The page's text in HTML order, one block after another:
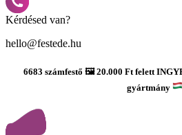
Kérdésed van?
hello@festede.hu
6683 számfestő 🖼️ 20.000 Ft felett
gyártmány